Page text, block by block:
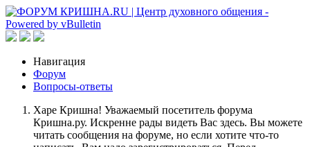
Навигация
Форум
Вопросы-ответы
Харе Кришна! Уважаемый посетитель форума
Кришна.ру. Искренне рады видеть Вас здесь. Вы можете
читать сообщения на форуме, но если хотите что-то